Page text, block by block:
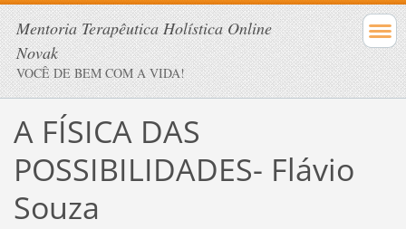
Mentoria Terapêutica Holística Online
Novak
VOCÊ DE BEM COM A VIDA!
A FÍSICA DAS
POSSIBILIDADES- Flávio
Souza